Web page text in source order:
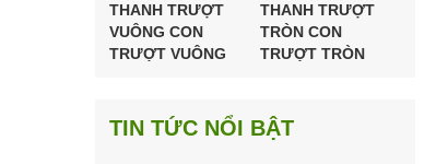
THANH TRƯỢT
VUÔNG CON
TRƯỢT VUÔNG
LOAN
THANH TRƯỢT
TRÒN CON
TRƯỢT TRÒN
TIN TỨC NỔI BẬT